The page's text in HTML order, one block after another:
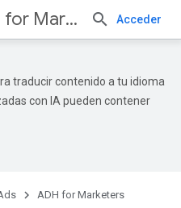
Ads Data Hub for Marketers Acceder
traducir contenido a tu idioma
con IA pueden contener
ADH for Marketers